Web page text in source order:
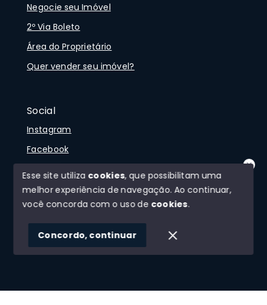
Negocie seu Imóvel
2º Via Boleto
Área do Proprietário
Quer vender seu imóvel?
Social
Instagram
Facebook
SITE PARA IMOBILIARIA
Olá! que bom te ver por aqui!
precisando de ajuda ou buscando outro
tipo de imóvel, fale conosco!
Esse site utiliza cookies, que possibilitam uma
melhor experiência de navegação.Ao continuar,
você concorda com o uso de cookies.
Concordo, continuar